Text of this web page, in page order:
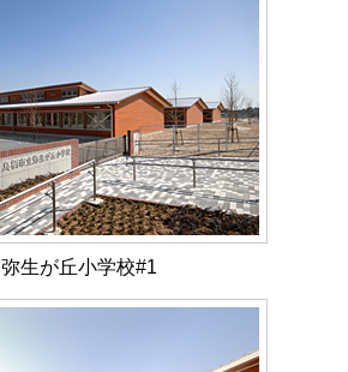
弥生が丘小学校#1